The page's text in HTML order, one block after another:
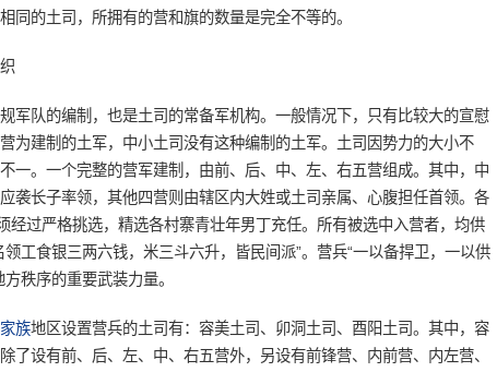
同的土司，所拥有的营和旗的数量是完全不等的。
军队的编制，也是土司的常备军机构。一般情况下，只有比较大的宣慰
为建制的土军，中小土司没有这种编制的土军。土司因势力的大小不
一。一个完整的营军建制，由前、后、中、左、右五营组成。其中，中
袭长子率领，其他四营则由辖区内大姓或土司亲属、心腹担任首领。各
经过严格挑选，精选各村寨青壮年男丁充任。所有被选中入营者，均供
工食银三两六钱，米三斗六升，皆民间派”。营兵“一以备捍卫，一以供
秩序的重要武装力量。
族地区设置营兵的土司有：容美土司、卯洞土司、酉阳土司。其中，容
了设有前、后、左、中、右五营外，另设有前锋营、内前营、内左营、